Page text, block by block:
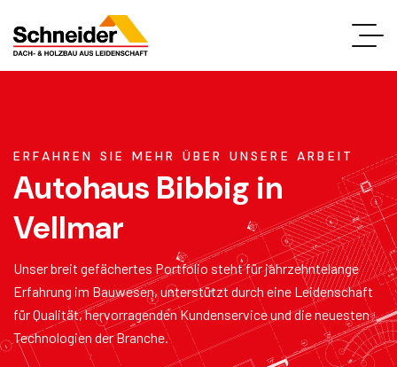
ERFAHREN SIE MEHR ÜBER UNSERE ARBEIT
Autohaus Bibbig in
Vellmar
Unser breit gefächertes Portfolio steht für jahrzehntelange
Erfahrung im Bauwesen, unterstützt durch eine Leidenschaft
für Qualität, hervorragenden Kundenservice und die neuesten
Technologien der Branche.